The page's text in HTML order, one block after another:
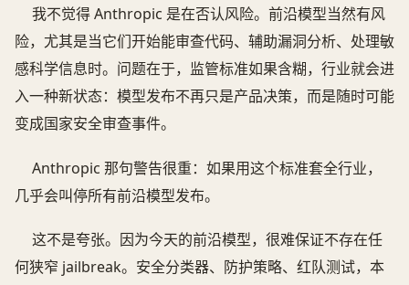
我不觉得 Anthropic 是在否认风险。前沿模型当然有风
险，尤其是当它们开始能审查代码、辅助漏洞分析、处理敏
感科学信息时。问题在于，监管标准如果含糊，行业就会进
入一种新状态：模型发布不再只是产品决策，而是随时可能
变成国家安全审查事件。
Anthropic 那句警告很重：如果用这个标准套全行业，
几乎会叫停所有前沿模型发布。
这不是夸张。因为今天的前沿模型，很难保证不存在任
何狭窄 jailbreak。安全分类器、防护策略、红队测试，本